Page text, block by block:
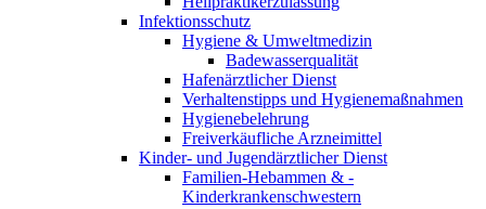
Infektionsschutz
Hygiene & Umweltmedizin
Badewasserqualität
Hafenärztlicher Dienst
Verhaltenstipps und Hygienemaßnahmen
Hygienebelehrung
Freiverkäufliche Arzneimittel
Kinder- und Jugendärztlicher Dienst
Familien-Hebammen & -
Kinderkrankenschwestern